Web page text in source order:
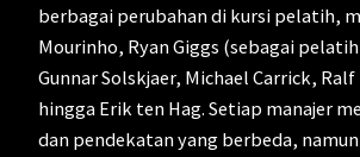
berbagai perubahan di kursi pelatih,
Mourinho, Ryan Giggs (sebagai
Gunnar Solskjaer, Michael Carrick,
hingga Erik ten Hag. Setiap manajer
dan pendekatan yang berbeda,